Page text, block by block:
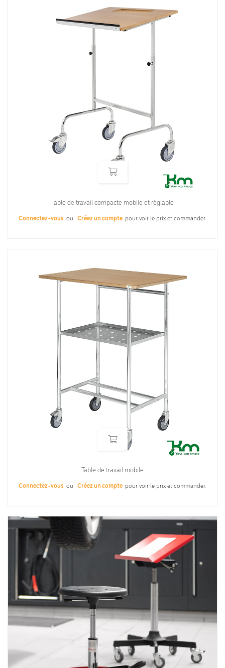
Table de travail compacte mobile et réglable
Connectez-vous ou Créez un compte pour voir le prix et commander.
Table de travail mobile
Connectez-vous ou Créez un compte pour voir le prix et commander.